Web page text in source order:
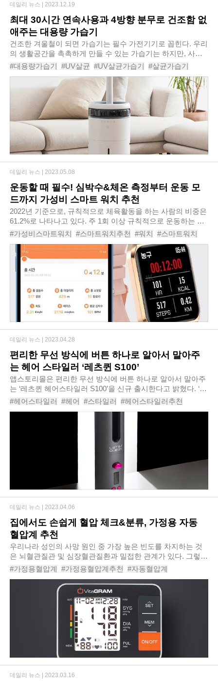
최대 30시간 연속사용과 4방향 분무로 건조함 없
애주는 대용량 가습기
건조한 겨울철이 되면 가습기는 필수 가전기기로 꼽힌다. 우리
의 생활공간을 촉촉하게 만들 수 있는 가습기는 하지만, 사용
할 때마다 신경이 쓰이는 점이 많은 기기이기도 하다. 공간에
습기를 충족시킬 정도의 용량인지 따져야..
#대용량가습기 #UV살균 #UV살균가습기 #살균가습기
#엔뚜마노16L스마트대용량가습기EM-H1600R #가습기추천
#대용량가습기추천
#실내용가습기추천
데일리 뉴스 | 2023.12.19
운동할 때 필수! 심박수&체온 측정부터 운동 모
드까지 가성비 스마트 워치 추천
2022년 기준으로, 규칙적으로 체육활동을 하는 사람의 비중은
61.2%로 나타나고 있다. 주 1회 이상 규칙적으로 운동하는 생
활체육 인구는 10년 전에는 43.3%에 불과했지만, 이제는 과반
이 넘는 사람들이 운동을 즐기고 있다. 그..
#가성비스마트워치 #스마트워치추천 #워치 #스마트워치
#스마트운동기구 #렉쏘-N1스포츠스마트워치
#렉쏘N1스마트워치
#티론스마트워치 #
데일리 뉴스 | 2023.05.08
편리한 무선 방식에 버튼 하나로 알아서 말아주
는 헤어 스타일러 ‘레츠퀸 S100’
앱스토리몰은 편리한 무선 방식에 버튼 하나로 알아서 말아주
는 ‘레츠퀸 헤어스타일러 S100’을 신규 출시한다고 밝혔다. ‘레
츠퀸 헤어스타일러 S100’은 원하는 곳에 대고 버튼만 누르면
손목 한번 돌릴 필요도 없이 머리..
#헤어스타일러 #헤어 #스타일러 #헤어스타일러추천
#고데기 #봉고데기 #펌브러쉬 #레츠퀸헤어스타일러S100
데일리 뉴스 | 2023.04.28
집에서도 손쉽게 혈압 체크&분류, 가정용 자동
혈압계 추천
우리나라 성인의 사망 원인 중 가장 높은 빈도를 차지하는 것
은 뇌혈관질관 및 심장혈관질환과 밀접한 관계가 있다. 그렇기
에 고혈압을 예방하고, 자신의 혈압을 지속적으로 확인하는 것
#가정용혈압계 #가정용혈압계추천 #자동혈압계
#혈압계추천 #비타그램전자자동혈압계 #혈압측정
#신체정보 #
데일리 뉴스 | 2023.04.06
데일리 뉴스 | 2023.03.16